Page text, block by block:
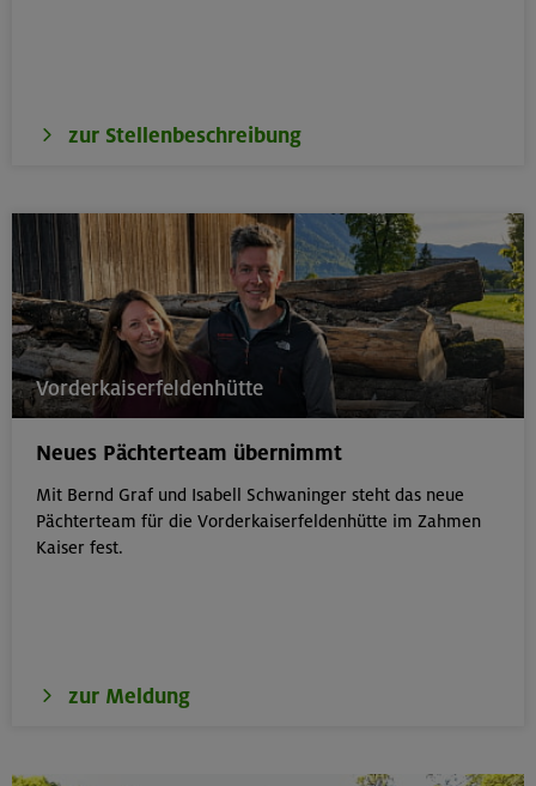
zur Stellenbeschreibung
Vorderkaiserfeldenhütte
Neues Pächterteam übernimmt
Mit Bernd Graf und Isabell Schwaninger steht das neue
Pächterteam für die Vorderkaiserfeldenhütte im Zahmen
Kaiser fest.
zur Meldung